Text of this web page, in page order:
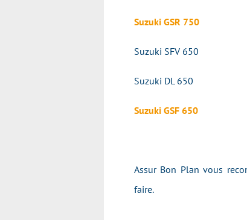
Suzuki GSR 750
Suzuki SFV 650
Suzuki DL 650
Suzuki GSF 650
Assur Bon Plan vous
faire.